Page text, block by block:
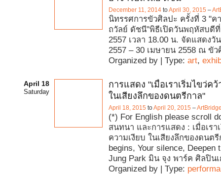
December 11, 2014 toApril 30, 2015 –
นิทรรศการขัวศิลปะ ครั้งที่ 3 "ค
ถวัลย์ ดัชนี"พิธีเปิดวันพฤหัสบดี
2557 เวลา 18.00 น. จัดแสดงวั
2557 – 30 เมษายน 2558 ณ ขัว
Organized by | Type: art,
April 18
Saturday
การแสดง "เมื่อเราเริ่มไขว่ค
ในเสียงลึกของดนตรีกาล"
April 18, 2015 toApril 20, 2015 –
(*) For English please scroll
สนทนา และการแสดง : เมื่อเรา
ความเงียบ ในเสียงลึกของดนต
begins, Your silence,
Jung Park มิน จุง พาร์ค ศิลปิน
Organized by | Type: